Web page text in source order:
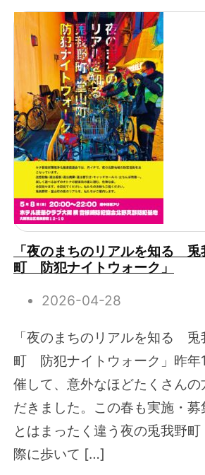
「夜のまちのリアルを知る 兎
町 防犯ナイトウォーク」
2026-04-28
「夜のまちのリアルを知る 兎
町 防犯ナイトウォーク」昨年
催して、意外なほどたくさんの
だきました。この春も実施・
とはまったく違う夜の兎我野
際に歩いて […]